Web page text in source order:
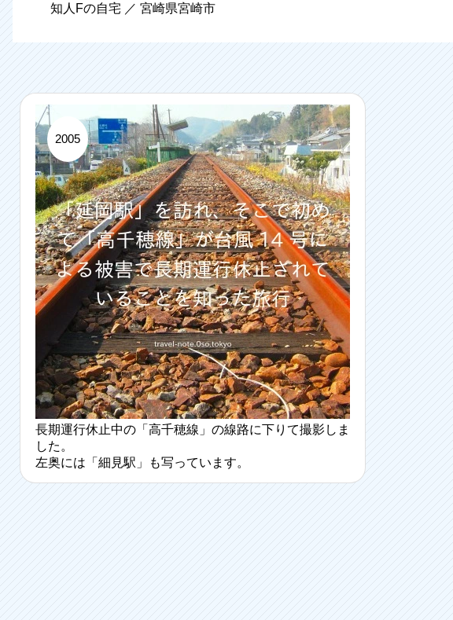
知人Fの自宅 ／ 宮崎県宮崎市
2005
長期運行休止中の「高千穂線」の線路に下りて撮影しま
した。
左奥には「細見駅」も写っています。